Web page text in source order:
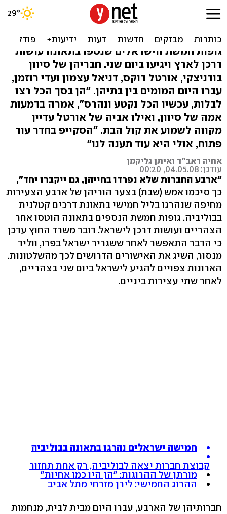
גופות הישראלים שנהרגו
בבוליביה מוטסות ארצה
גופות חמשת הישראלים שנספו בתאונה עושות
דרכן לארץ ויגיעו ביום שני. חבריהן של סיוון
בודניצקי, אורטל דוקס, דניאל עצמון ועדי רוזמן,
עברו היום המומים בין בתיהן. "הן בסך הכל רצו
לבלות, עכשיו הכל נקטע ונהרס", אמרה בדמעות
אמה של סיוון, ואילו אביה של אורטל עדיין
מקווה לשמוע את קול הבת. "הסקייפ בחדר עוד
פתוח, אולי היא עוד תענה לנו"
אחיה ראב"ד ואיתן גליקמן
עודכן: 04.05.08, 00:20
"ארבע החברות שלא נפרדו בחייהן, גם ייקברו יחד",
כך סיכמו אמש (שבת) בצער הוריהן של ארבע הצעירות
מחיפה שנהרגו בליל חמישי בתאונת דרכים קטלנית
בבוליביה. גופות חמשת הנספים בתאונה הוטסו אחר
הצהריים ועושות דרכן לישראל. דובר משרד החוץ עדכן
כי הדבר התאפשר לאחר ששגריר ישראל בפרו, ווליד
מנסור, השיג את האישורים הדרושים לכך מהשלטונות.
הארונות צפויים להגיע לישראל ביום שני בצהריים,
לאחר שתי עצירות ביניים.
חמישה ישראלים נהרגו בתאונה בבוליביה
קבוצת חברות יצאה לבוליביה, רק אחת תחזור
מורתן של ההרוגות: "הן היו כמו אחיות"
ההרוג החמישי: לירן מזרחי מתל אביב
חברותיהן של הארבע, עברו היום מבית לבית, מנחמות